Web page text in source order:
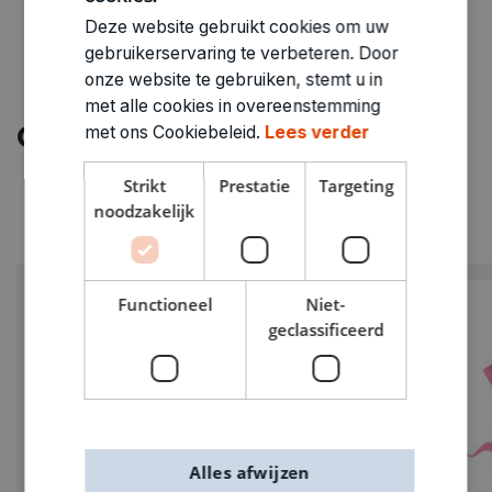
Ontdek meer
Deze website gebruikt cookies om uw
gebruikerservaring te verbeteren. Door
onze website te gebruiken, stemt u in
met alle cookies in overeenstemming
met ons Cookiebeleid. Lees verder
Strikt
noodzakelijk
Prestatie Targeting
Functioneel
Niet-
geclassificeerd
Alles afwijzen